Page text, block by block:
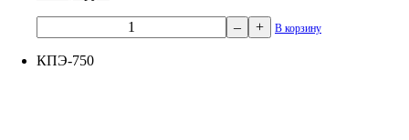
– + В корзину
КПЭ-750